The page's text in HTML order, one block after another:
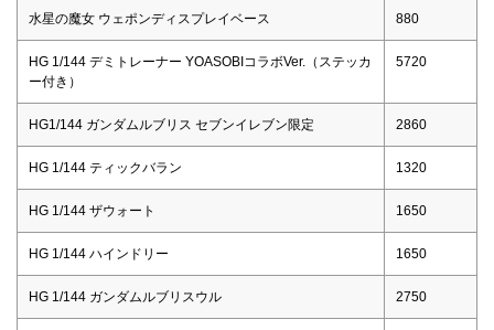
水星の魔女 ウェポンディスプレイベース 880
HG 1/144 デミトレーナー YOASOBIコラボVer.（ステッカ
ー付き）
5720
HG1/144 ガンダムルブリス セブンイレブン限定 2860
HG 1/144 ティックバラン 1320
HG 1/144 ザウォート 1650
HG 1/144 ハインドリー 1650
HG 1/144 ガンダムルブリスウル 2750